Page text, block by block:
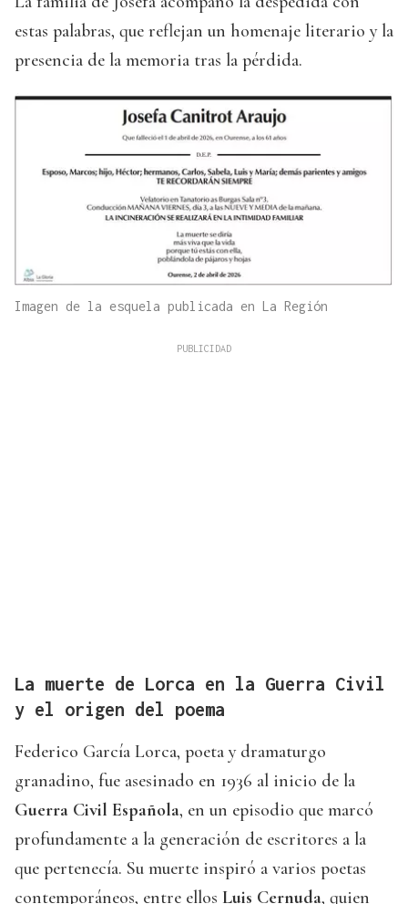
estas palabras, que reflejan un homenaje literario y la
presencia de la memoria tras la pérdida.
Imagen de la esquela publicada en La Región
La muerte de Lorca en la Guerra Civil
y el origen del poema
Federico García Lorca, poeta y dramaturgo
granadino, fue asesinado en 1936 al inicio de la
Guerra Civil Española, en un episodio que marcó
profundamente a la generación de escritores a la
que pertenecía. Su muerte inspiró a varios poetas
contemporáneos, entre ellos Luis Cernuda, quien